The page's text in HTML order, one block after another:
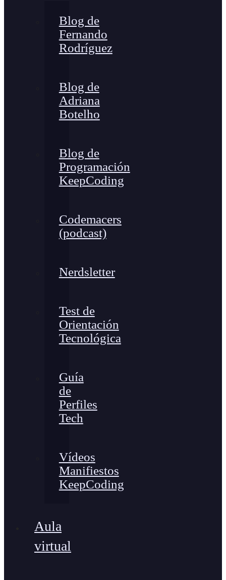
Blog de
Fernando
Rodríguez
Blog de
Adriana
Botelho
Blog de
Programación
KeepCoding
Codemacers
(podcast)
Nerdsletter
Test de
Orientación
Tecnológica
Guía
de
Perfiles
Tech
Vídeos
Manifiestos
KeepCoding
Aula
virtual